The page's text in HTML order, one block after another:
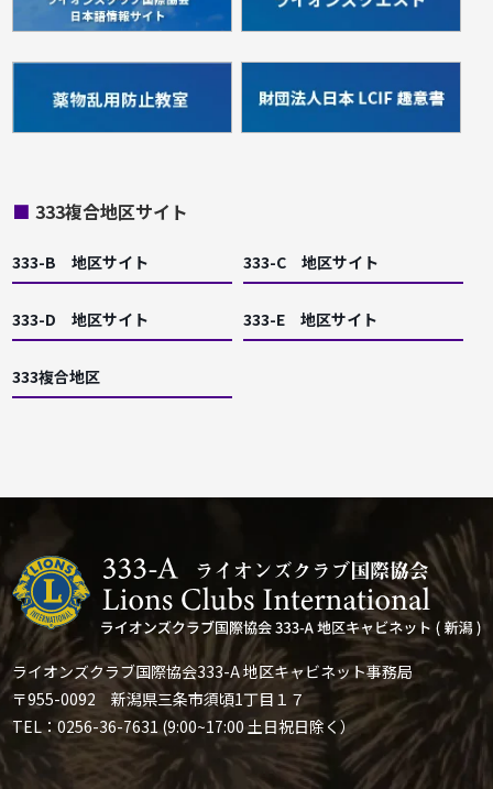
■ 333複合地区サイト
333-B 地区サイト 333-C 地区サイト
333-D 地区サイト 333-E 地区サイト
333複合地区
ライオンズクラブ国際協会333-A 地区キャビネット事務局
〒955-0092 新潟県三条市須頃1丁目１７
TEL：0256-36-7631 (9:00~17:00 土日祝日除く）